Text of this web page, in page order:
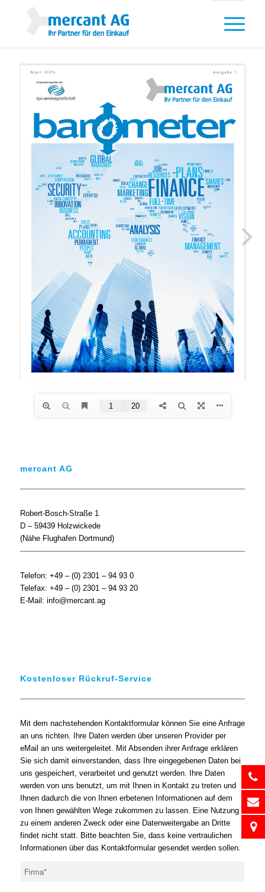
mercant AG
Robert-Bosch-Straße 1
D – 59439 Holzwickede
(Nähe Flughafen Dortmund)
Telefon: +49 – (0) 2301 – 94 93 0
Telefax: +49 – (0) 2301 – 94 93 20
E-Mail: info@mercant.ag
Kostenloser Rückruf-Service
Mit dem nachstehenden Kontaktformular können Sie eine Anfrage
an uns richten. Ihre Daten werden über unseren Provider per
eMail an uns weitergeleitet. Mit Absenden ihrer Anfrage erklären
Sie sich damit einverstanden, dass Ihre eingegebenen Daten bei
uns gespeichert, verarbeitet und genutzt werden. Ihre Daten
werden von uns benutzt, um mit Ihnen in Kontakt zu treten und
Ihnen dadurch die von Ihnen erbetenen Informationen auf dem
von Ihnen gewählten Wege zukommen zu lassen. Eine Nutzung
zu einem anderen Zweck oder eine Datenweitergabe an Dritte
findet nicht statt. Bitte beachten Sie, dass keine vertraulichen
Informationen über das Kontaktformular gesendet werden sollen.